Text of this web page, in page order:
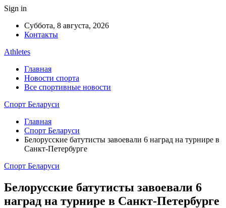
Sign in
Суббота, 8 августа, 2026
Контакты
Athletes
Главная
Новости спорта
Все спортивные новости
Спорт Беларуси
Главная
Спорт Беларуси
Белорусские батутисты завоевали 6 наград на турнире в
Санкт-Петербурге
Спорт Беларуси
Белорусские батутисты завоевали 6
наград на турнире в Санкт-Петербурге